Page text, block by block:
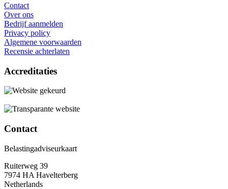
Contact
Over ons
Bedrijf aanmelden
Privacy policy
Algemene voorwaarden
Recensie achterlaten
Accreditaties
Contact
Belastingadviseurkaart
Ruiterweg 39
7974 HA Havelterberg
Netherlands